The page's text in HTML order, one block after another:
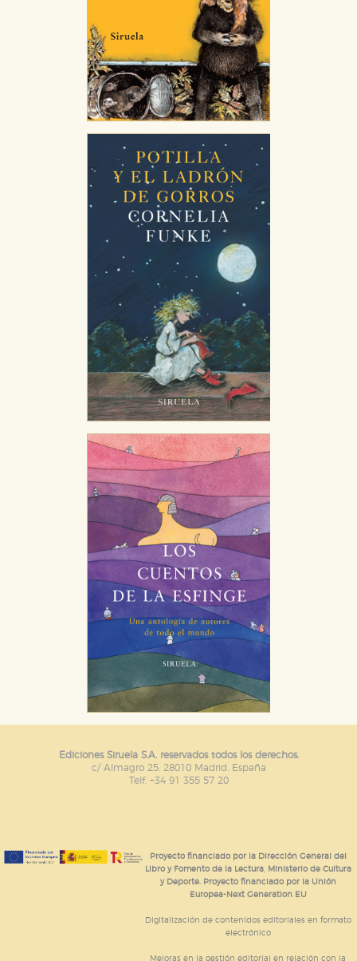
Ediciones Siruela S.A. reservados todos los derechos.
c/ Almagro 25. 28010 Madrid. España
Telf. +34 91 355 57 20
Proyecto financiado por la Dirección General del
Libro y Fomento de la Lectura, Ministerio de Cultura
y Deporte. Proyecto financiado por la Unión
Europea-Next Generation EU
Digitalización de contenidos editoriales en formato
electrónico
Mejoras en la gestión editorial en relación con la